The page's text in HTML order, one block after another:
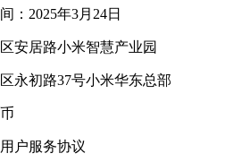
：2025年3月24日
安居路小米智慧产业园
永初路37号小米华东总部
用户服务协议